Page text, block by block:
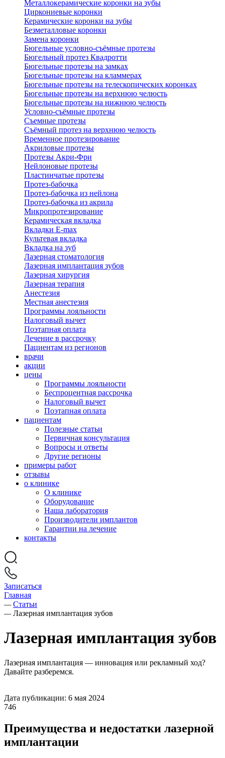
Металлокерамические коронки на зубы
Циркониевые коронки
Керамические коронки на зубы
Безметалловые коронки
Замена коронки
Бюгельные условно-съёмные протезы
Бюгельный протез Квадротти
Бюгельные протезы на замках
Бюгельные протезы на кламмерах
Бюгельные протезы на телескопических коронках
Бюгельные протезы на верхнюю челюсть
Бюгельные протезы на нижнюю челюсть
Условно-съёмные протезы
Съемные протезы
Съёмный протез на верхнюю челюсть
Временное протезирование
Акриловые протезы
Протезы Акри-Фри
Нейлоновые протезы
Пластинчатые протезы
Протез-бабочка
Протез-бабочка из нейлона
Протез-бабочка из акрила
Микропротезирование
Керамическая вкладка
Вкладки E-max
Культевая вкладка
Вкладка на зуб
Лазерная стоматология
Лазерная имплантация зубов
Лазерная хирургия
Лазерная терапия
Анестезия
Местная анестезия
Программы лояльности
Налоговый вычет
Поэтапная оплата
Лечение в рассрочку
Пациентам из регионов
врачи
акции
цены
Программы лояльности
Беспроцентная рассрочка
Налоговый вычет
Поэтапная оплата
пациентам
Полезные статьи
Первичная консультация
Вопросы и ответы
Другие регионы
примеры работ
отзывы
о клинике
О клинике
Оборудование
Наша лаборатория
Производители имплантов
Гарантии на лечение
контакты
Записаться
Главная
— Статьи
— Лазерная имплантация зубов
Лазерная имплантация зубов
Лазерная имплантация — инновация или рекламный ход?
Давайте разберемся.
Дата публикации: 6 мая 2024
746
Преимущества и недостатки лазерной
имплантации